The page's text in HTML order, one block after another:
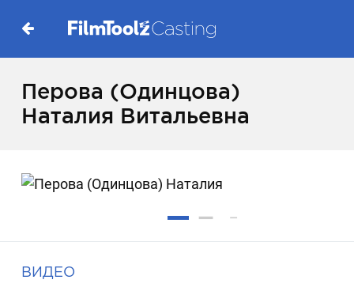
Перова (Одинцова)
Наталия Витальевна
ВИДЕО